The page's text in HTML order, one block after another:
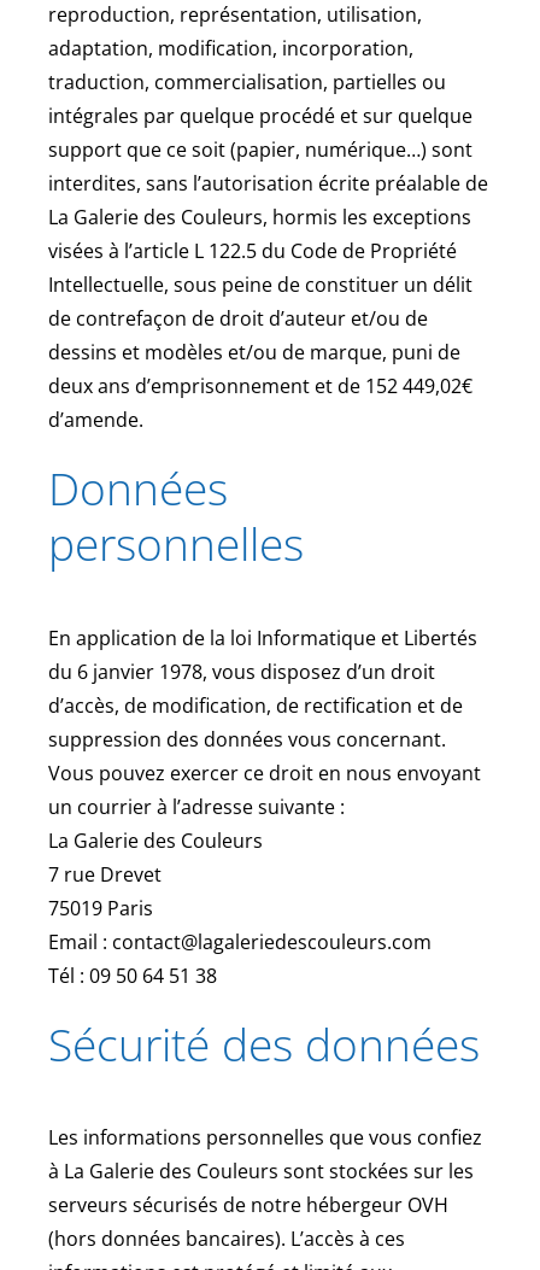
reproduction, représentation, utilisation,
adaptation, modification, incorporation,
traduction, commercialisation, partielles ou
intégrales par quelque procédé et sur quelque
support que ce soit (papier, numérique…) sont
interdites, sans l’autorisation écrite préalable de
La Galerie des Couleurs, hormis les exceptions
visées à l’article L 122.5 du Code de Propriété
Intellectuelle, sous peine de constituer un délit
de contrefaçon de droit d’auteur et/ou de
dessins et modèles et/ou de marque, puni de
deux ans d’emprisonnement et de 152 449,02€
d’amende.
Données
personnelles
En application de la loi Informatique et Libertés
du 6 janvier 1978, vous disposez d’un droit
d’accès, de modification, de rectification et de
suppression des données vous concernant.
Vous pouvez exercer ce droit en nous envoyant
un courrier à l’adresse suivante :
La Galerie des Couleurs
7 rue Drevet
75019 Paris
Email : contact@lagaleriedescouleurs.com
Tél : 09 50 64 51 38
Sécurité des données
Les informations personnelles que vous confiez
à La Galerie des Couleurs sont stockées sur les
serveurs sécurisés de notre hébergeur OVH
(hors données bancaires). L’accès à ces